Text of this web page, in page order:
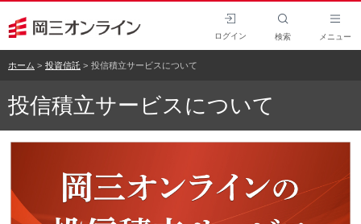
ログイン 検索 メニュー
ホーム 投資信託 投信積立サービスについて
投信積立サービスについて